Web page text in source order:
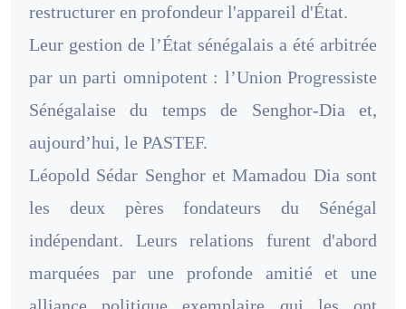
restructurer en profondeur l'appareil d'État.
Leur gestion de l’État sénégalais a été arbitrée
par un parti omnipotent : l’Union Progressiste
Sénégalaise du temps de Senghor-Dia et,
aujourd’hui, le PASTEF.
Léopold Sédar Senghor et Mamadou Dia sont
les deux pères fondateurs du Sénégal
indépendant. Leurs relations furent d'abord
marquées par une profonde amitié et une